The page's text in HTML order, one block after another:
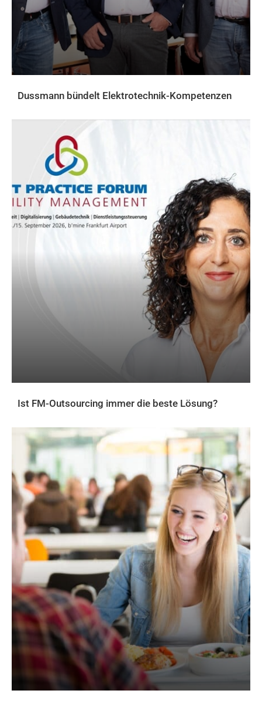
Dussmann bündelt Elektrotechnik-Kompetenzen
Ist FM-Outsourcing immer die beste Lösung?